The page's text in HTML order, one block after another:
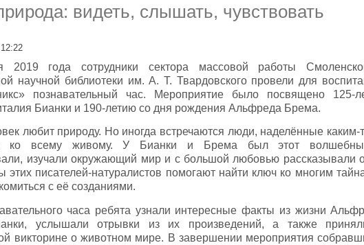
видеть, слышать, чувствовать
2019 года сотрудники сектора массовой работы
научной библиотеки им. А. Т. Твардовского провели для
познавательный час. Мероприятие было посвящено 125-
Бианки и 190-летию со дня рождения Альфреда Брема.
любит природу. Но иногда встречаются люди, наделённые
ко всему живому. У Бианки и Брема был этот
изучали окружающий мир и с большой любовью рассказывали
этих писателей-натуралистов помогают найти ключ ко многим
с её созданиями.
часа ребята узнали интересные факты из жизни
услышали отрывки из их произведений, а также
викторине о животном мире. В завершении мероприятия